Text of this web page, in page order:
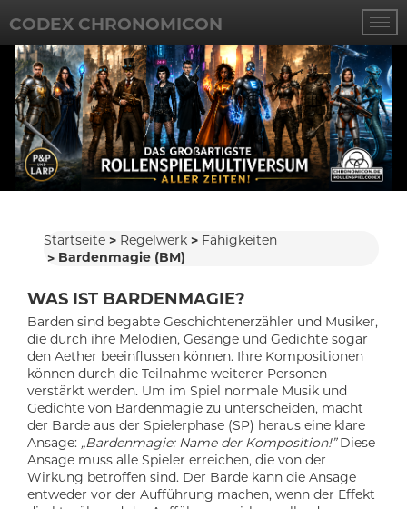
CODEX CHRONOMICON
Startseite Regelwerk
Fähigkeiten
Bardenmagie (BM)
WAS IST BARDENMAGIE?
Barden sind begabte Geschichtenerzähler und Musiker,
die durch ihre Melodien, Gesänge und Gedichte sogar
den Aether beeinflussen können. Ihre Kompositionen
können durch die Teilnahme weiterer Personen
verstärkt werden. Um im Spiel normale Musik und
Gedichte von Bardenmagie zu unterscheiden, macht
der Barde aus der Spielerphase (SP) heraus eine klare
Ansage: „Bardenmagie: Name der Komposition!”Diese
Ansage muss alle Spieler erreichen, die von der
Wirkung betroffen sind. Der Barde kann die Ansage
entweder vor der Aufführung machen, wenn der Effekt